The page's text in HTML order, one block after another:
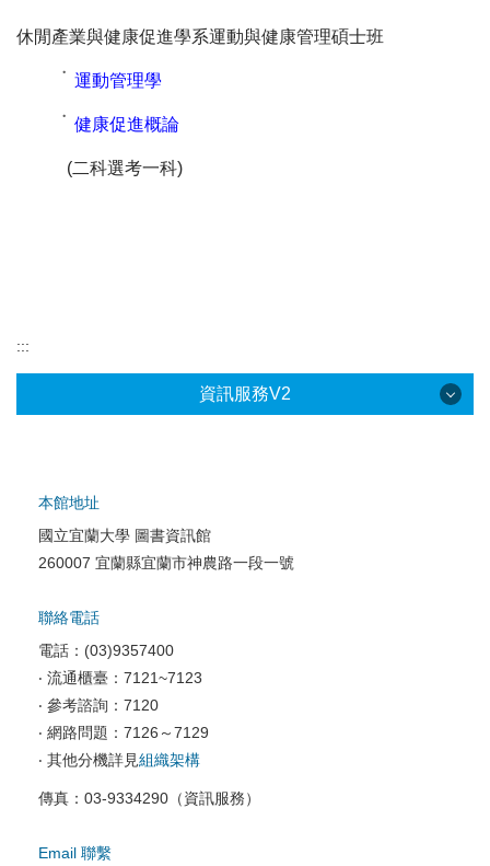
休閒產業與健康促進學系運動與健康管理碩士班
˙ 運動管理學
˙ 健康促進概論
(二科選考一科)
:::
資訊服務V2
校園網路服務
校園資訊安全
電腦教室相關
資訊服務申請
本館地址
國立宜蘭大學 圖書資訊館
260007 宜蘭縣宜蘭市神農路一段一號
聯絡電話
電話：(03)9357400
‧ 流通櫃臺：7121~7123
‧ 參考諮詢：7120
‧ 網路問題：7126～7129
‧ 其他分機詳見組織架構
傳真：03-9334290（資訊服務）
Email 聯繫